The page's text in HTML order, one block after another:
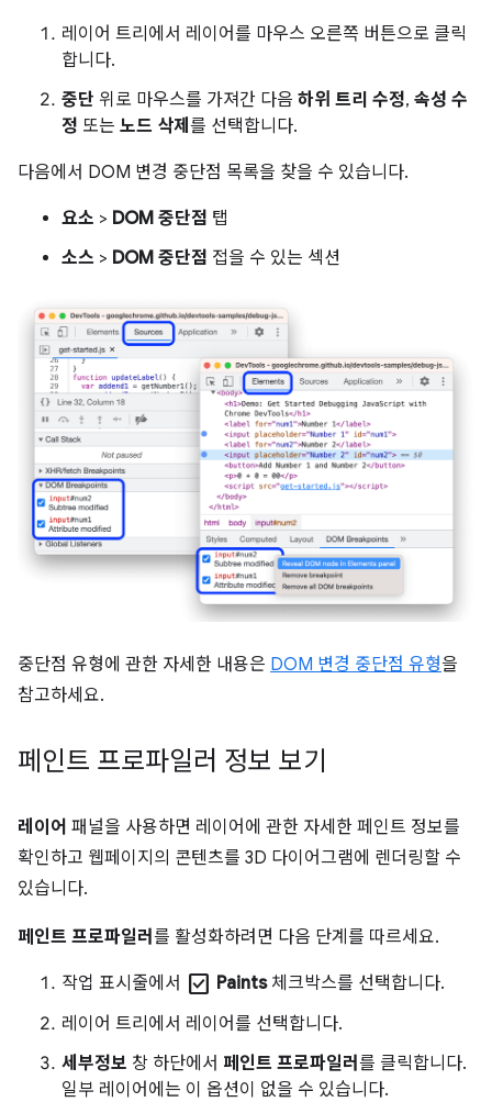
레이어 트리에서 레이어를 마우스 오른쪽 버튼으로 클릭
합니다.
중단 위로 마우스를 가져간 다음 하위 트리 수정, 속성 수
정 또는 노드 삭제 를 선택합니다.
다음에서 DOM 변경 중단점 목록을 찾을 수 있습니다.
요소 > DOM 중단점 탭
소스 > DOM 중단점 접을 수 있는 섹션
중단점 유형에 관한 자세한 내용은 DOM 변경 중단점 유형을
참고하세요.
페인트 프로파일러 정보 보기
레이어 패널을 사용하면 레이어에 관한 자세한 페인트 정보를
확인하고 웹페이지의 콘텐츠를 3D 다이어그램에 렌더링할 수
있습니다.
페인트 프로파일러 를 활성화하려면 다음 단계를 따르세요.
작업 표시줄에서 check_box Paints체크박스를 선택합니다.
레이어 트리에서 레이어를 선택합니다.
세부정보 창 하단에서 페인트 프로파일러 를 클릭합니다.
일부 레이어에는 이 옵션이 없을 수 있습니다.